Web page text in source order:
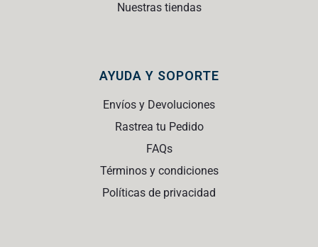
Nuestras tiendas
AYUDA Y SOPORTE
Envíos y Devoluciones
Rastrea tu Pedido
FAQs
Términos y condiciones
Políticas de privacidad